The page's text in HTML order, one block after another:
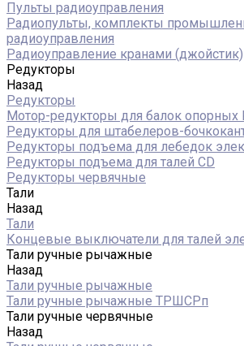
Пульты радиоуправления
Радиопульты, комплекты
радиоуправления
Радиоуправление кранами (джойстик)
Редукторы
Назад
Редукторы
Мотор-редукторы для балок опорных
Редукторы для штабелеров-
Редукторы подъема для лебедок
Редукторы подъема для талей CD
Редукторы червячные
Тали
Назад
Тали
Концевые выключатели для талей
Тали ручные рычажные
Назад
Тали ручные рычажные
Тали ручные рычажные ТРШСРп
Тали ручные червячные
Назад